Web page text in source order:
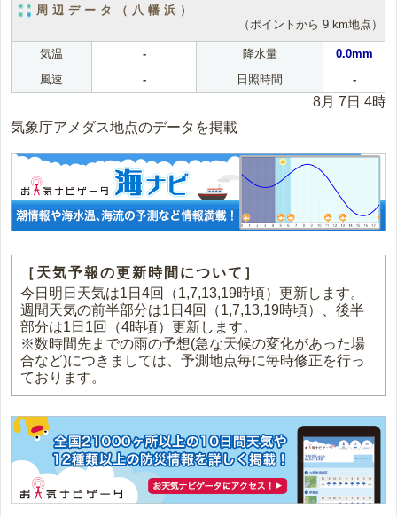
周辺データ（八幡浜）
（ポイントから 9 km地点）
気温 - 降水量
0.0mm
風速
- 日照時間 -
8月 7日 4時
気象庁アメダス地点のデータを掲載
［天気予報の更新時間について］
今日明日天気は1日4回（1,7,13,19時頃）更新します。
週間天気の前半部分は1日4回（1,7,13,19時頃）、後半
部分は1日1回（4時頃）更新します。
※数時間先までの雨の予想(急な天候の変化があった場
合など)につきましては、予測地点毎に毎時修正を行っ
ております。